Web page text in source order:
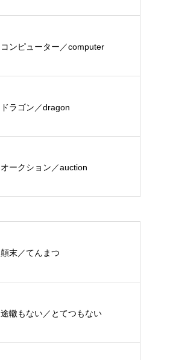
コンピューター／computer
ドラゴン／dragon
オークション／auction
顛末／てんまつ
途轍もない／とてつもない